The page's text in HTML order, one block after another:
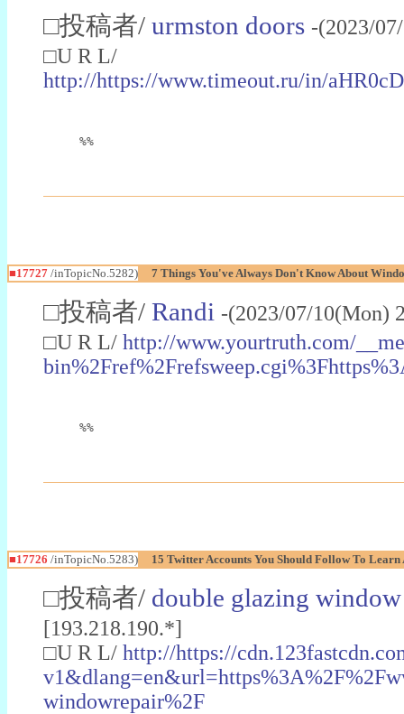
□投稿者/ urmston doors -(2023/
□U R L/
http://https://www.timeout.ru/in/
%%
■17727 /inTopicNo.5282) 7 Things You've Always Don't Know About
□投稿者/ Randi -(2023/07/
□U R L/ http://www.yourtruth.com/
%%
■17726 /inTopicNo.5283) 15 Twitter Accounts You Should Follow To
□投稿者/ double glazing
[193.218.190.*]
□U R L/ http://https://
windowrepair%2F